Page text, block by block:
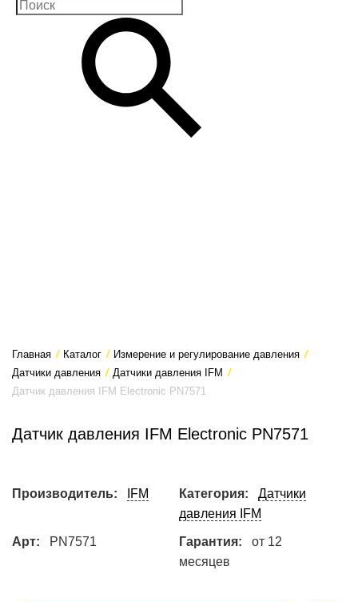
Главная / Каталог / Измерение и регулирование давления /
Датчики давления / Датчики давления IFM /
Датчик давления IFM Electronic PN7571
Датчик давления IFM Electronic PN7571
Производитель: IFM Категория:
Датчики
давления IFM
Арт: PN7571 Гарантия:
от 12
месяцев